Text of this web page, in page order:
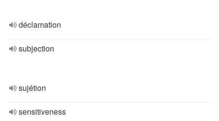
déclamation
subjection
sujétion
sensitiveness